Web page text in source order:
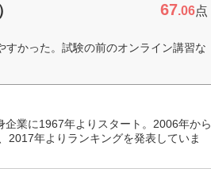
67.06点
かった。試験の前のオンライン講習な
業に1967年よりスタート。2006年から
2017年よりランキングを発表していま